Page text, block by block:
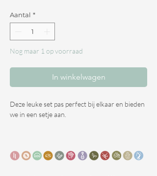
Aantal *
Nog maar 1 op voorraad
In winkelwagen
Deze leuke set pas perfect bij elkaar en bieden
we in een setje aan.
speciaal door ons laten maken voor bossen